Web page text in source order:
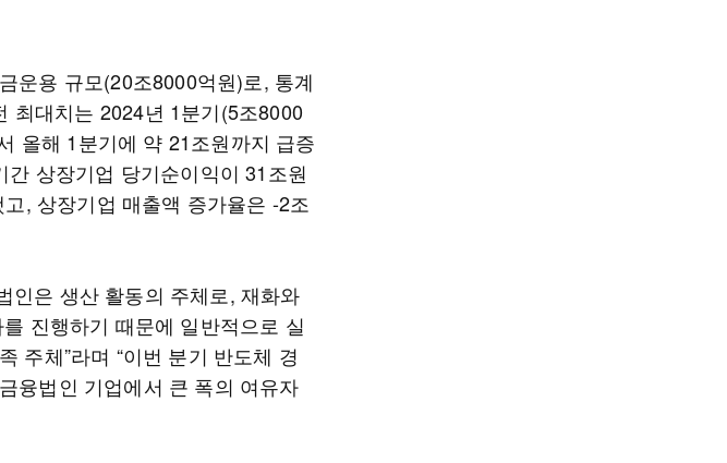
운용 규모(20조8000억원)로, 통계
최대치는 2024년 1분기(5조8000
올해 1분기에 약 21조원까지 급증
상장기업 당기순이익이 31조원
, 상장기업 매출액 증가율은 -2조
인은 생산 활동의 주체로, 재화와
진행하기 때문에 일반적으로 실
주체”라며 “이번 분기 반도체 경
융법인 기업에서 큰 폭의 여유자